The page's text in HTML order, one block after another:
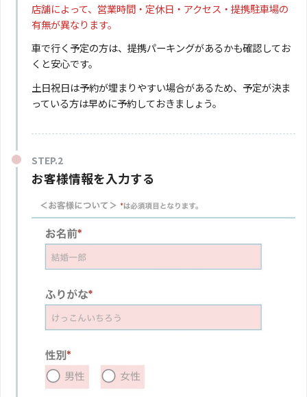
店舗によって、営業時間・定休日・アクセス・提携駐車場の
有無が異なります。
車で行く予定の方は、提携パーキングがあるかも確認してお
くと安心です。
土日祝日は予約が埋まりやすい場合があるため、予定が決ま
っている方は早めに予約しておきましょう。
お客様情報を入力する